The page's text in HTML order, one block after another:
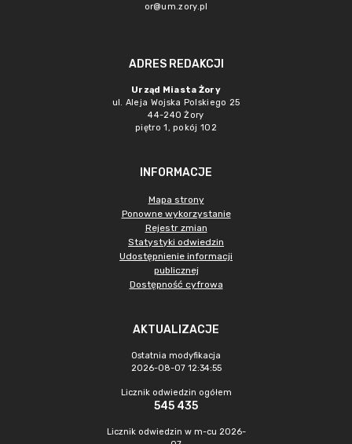
or@um.zory.pl
ADRES REDAKCJI
Urząd Miasta Żory
ul. Aleja Wojska Polskiego 25
44-240 Żory
piętro 1, pokój 102
INFORMACJE
Mapa strony
Ponowne wykorzystanie
Rejestr zmian
Statystyki odwiedzin
Udostępnienie informacji
publicznej
Dostępność cyfrowa
AKTUALIZACJE
Ostatnia modyfikacja
2026-08-07 12:34:55
Licznik odwiedzin ogółem
545 435
Licznik odwiedzin w m-cu 2026-